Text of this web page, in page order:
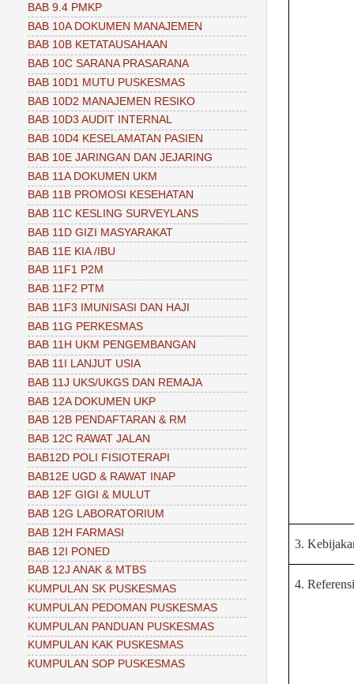
3.
4.
BAB 9.4 PMKP
BAB 10A DOKUMEN MANAJEMEN
BAB 10B KETATAUSAHAAN
BAB 10C SARANA PRASARANA
BAB 10D1 MUTU PUSKESMAS
BAB 10D2 MANAJEMEN RESIKO
BAB 10D3 AUDIT INTERNAL
BAB 10D4 KESELAMATAN PASIEN
BAB 10E JARINGAN DAN JEJARING
BAB 11A DOKUMEN UKM
BAB 11B PROMOSI KESEHATAN
BAB 11C KESLING SURVEYLANS
BAB 11D GIZI MASYARAKAT
BAB 11E KIA /IBU
BAB 11F1 P2M
BAB 11F2 PTM
BAB 11F3 IMUNISASI DAN HAJI
BAB 11G PERKESMAS
BAB 11H UKM PENGEMBANGAN
BAB 11I LANJUT USIA
BAB 11J UKS/UKGS DAN REMAJA
BAB 12A DOKUMEN UKP
BAB 12B PENDAFTARAN & RM
BAB 12C RAWAT JALAN
BAB12D POLI FISIOTERAPI
BAB12E UGD & RAWAT INAP
BAB 12F GIGI & MULUT
BAB 12G LABORATORIUM
BAB 12H FARMASI
BAB 12I PONED
BAB 12J ANAK & MTBS
KUMPULAN SK PUSKESMAS
KUMPULAN PEDOMAN PUSKESMAS
KUMPULAN PANDUAN PUSKESMAS
KUMPULAN KAK PUSKESMAS
KUMPULAN SOP PUSKESMAS